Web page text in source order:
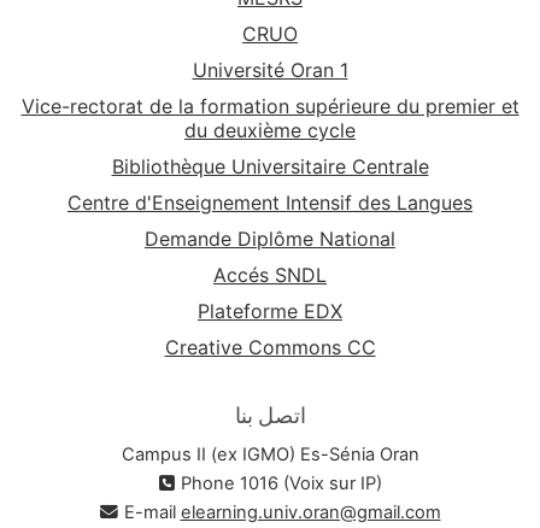
CRUO
Université Oran 1
Vice-rectorat de la formation supérieure du premier et
du deuxième cycle
Bibliothèque Universitaire Centrale
Centre d'Enseignement Intensif des Langues
Demande Diplôme National
Accés SNDL
Plateforme EDX
Creative Commons CC
اتصل بنا
Campus II (ex IGMO) Es-Sénia Oran
Phone 1016 (Voix sur IP)
E-mail elearning.univ.oran@gmail.com